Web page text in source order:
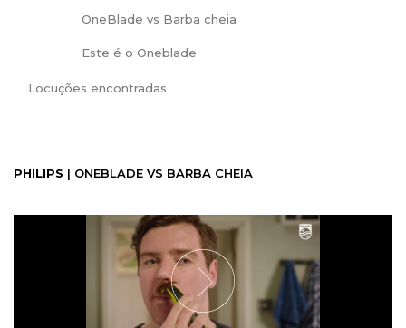
OneBlade vs Barba cheia
Este é o Oneblade
Locuções encontradas
PHILIPS | ONEBLADE VS BARBA CHEIA